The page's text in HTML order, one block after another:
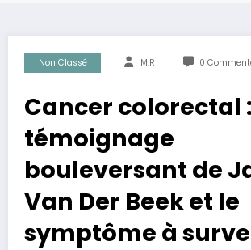
Non Classé M.R 0
Cancer colorectal
témoignage
bouleversant de
Van Der Beek et le
symptôme à